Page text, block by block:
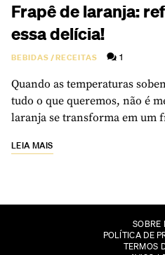
Frapê de laranja:
essa delícia!
BEBIDAS/RECEITAS 1
Quando as temperaturas
tudo o que queremos, não é
laranja se transforma em um
LEIA MAIS
SOBRE
POLÍTICA DE
TERMOS